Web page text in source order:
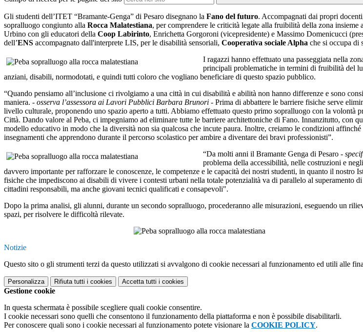
Gli studenti dell’ITET “Bramante-Genga” di Pesaro disegnano la Fano del futuro. Accompagnati dai propri
sopralluogo congiunto alla Rocca Malatestiana, per comprendere le criticità legate alla fruibilità della zona
Urbino con gli educatori della Coop Labirinto, Enrichetta Gorgoroni (vicepresidente) e Massimo Domenicucci
dell’ENS accompagnato dall'interprete LIS, per le disabilità sensoriali, Cooperativa sociale Alpha che si occupa di
I ragazzi hanno effettuato una passeggiata nella
principali problematiche in termini di fruibilità del
anziani, disabili, normodotati, e quindi tutti coloro che vogliano beneficiare di questo spazio pubblico.
“Quando pensiamo all’inclusione ci rivolgiamo a una città in cui disabilità e abilità non hanno differenze e sono
maniera. - osserva l’assessora ai Lavori Pubblici Barbara Brunori - Prima di abbattere le barriere fisiche serve
livello culturale, proponendo uno spazio aperto a tutti. Abbiamo effettuato questo primo sopralluogo con la volontà
Città. Dando valore al Peba, ci impegniamo ad eliminare tutte le barriere architettoniche di Fano. Innanzitutto, con
modello educativo in modo che la diversità non sia qualcosa che incute paura. Inoltre, creiamo le condizioni
insegnamenti che apprendono durante il percorso scolastico per ambire a diventare dei bravi professionisti”.
“Da molti anni il Bramante Genga di Pesaro -
problema della accessibilità, nelle costruzioni e
davvero importante per rafforzare le conoscenze, le competenze e le capacità dei nostri studenti, in quanto il
fisiche che impediscono ai disabili di vivere i contesti urbani nella totale potenzialità va di parallelo al superamento
cittadini responsabili, ma anche giovani tecnici qualificati e consapevoli".
Dopo la prima analisi, gli alunni, durante un secondo sopralluogo, procederanno alle misurazioni, eseguendo un
spazi, per risolvere le difficoltà rilevate.
Notizie
Questo sito o gli strumenti terzi da questo utilizzati si avvalgono di cookie necessari al funzionamento ed utili alle
Personalizza Rifiuta tutti i cookies Accetta tutti i cookies
Gestione cookie
In questa schermata è possibile scegliere quali cookie consentire.
I cookie necessari sono quelli che consentono il funzionamento della piattaforma e non è possibile disabilitarli.
Per conoscere quali sono i cookie necessari al funzionamento potete visionare la COOKIE POLICY.